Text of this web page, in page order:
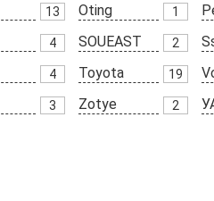
13 Oting 1
4 SOUEAST 2
4 Toyota 19
3 Zotye 2